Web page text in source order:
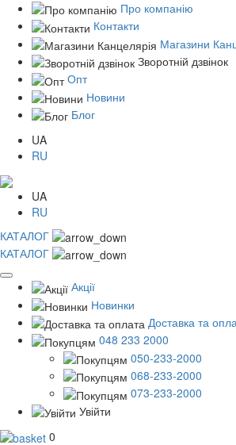
Про компанію
Контакти
Магазини
Зворотній дзвінок
Опт
Новини
Блог
UA
RU
UA
RU
КАТАЛОГ
КАТАЛОГ
Акції
Новинки
Доставка та
048 233 2000
050-233-2000
068-233-2000
073-233-2000
Увійти
0